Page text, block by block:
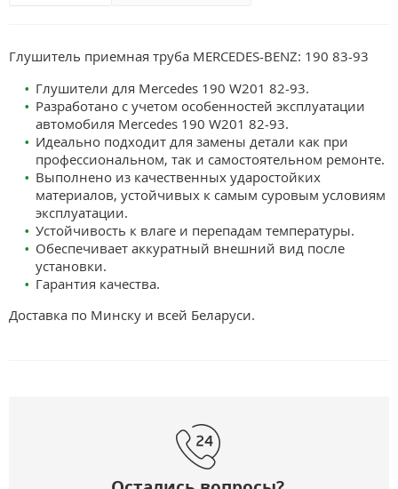
Глушитель приемная труба MERCEDES-BENZ: 190 83-93
Глушители для Mercedes 190 W201 82-93.
Разработано с учетом особенностей эксплуатации
автомобиля Mercedes 190 W201 82-93.
Идеально подходит для замены детали как при
профессиональном, так и самостоятельном ремонте.
Выполнено из качественных ударостойких
материалов, устойчивых к самым суровым условиям
эксплуатации.
Устойчивость к влаге и перепадам температуры.
Обеспечивает аккуратный внешний вид после
установки.
Гарантия качества.
Доставка по Минску и всей Беларуси.